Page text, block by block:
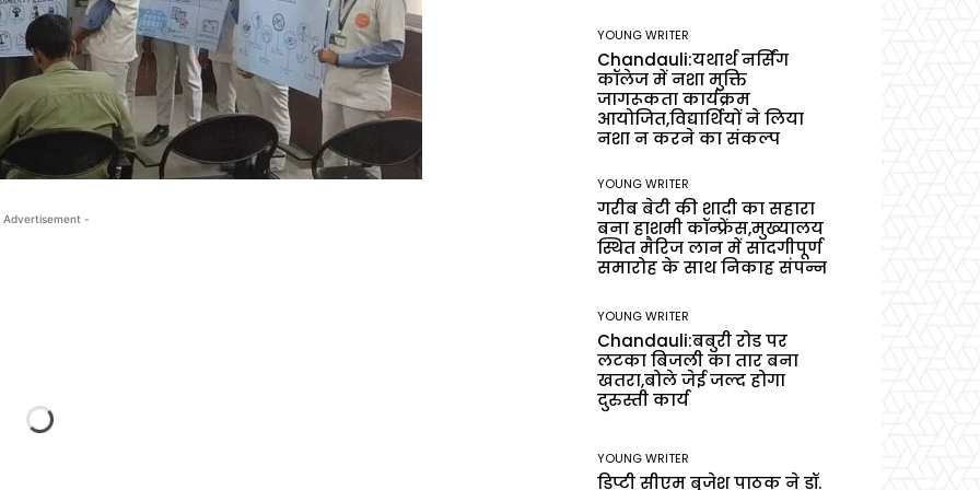
-
YOUNG WRITER
Chandauli:यथार्थ नर्सिंग
कॉलेज में नशा मुक्ति
जागरूकता कार्यक्रम
आयोजित,विद्यार्थियों ने लिया
नशा न करने का संकल्प
YOUNG WRITER
गरीब बेटी की शादी का सहारा
बना हाशमी कॉन्फ्रेंस,मुख्यालय
स्थित मैरिज लान में सादगीपूर्ण
समारोह के साथ निकाह संपन्न
YOUNG WRITER
Chandauli:बबुरी रोड पर
लटका बिजली का तार बना
खतरा,बोले जेई जल्द होगा
दुरुस्ती कार्य
YOUNG WRITER
डिप्टी सीएम बृजेश पाठक ने डॉ.